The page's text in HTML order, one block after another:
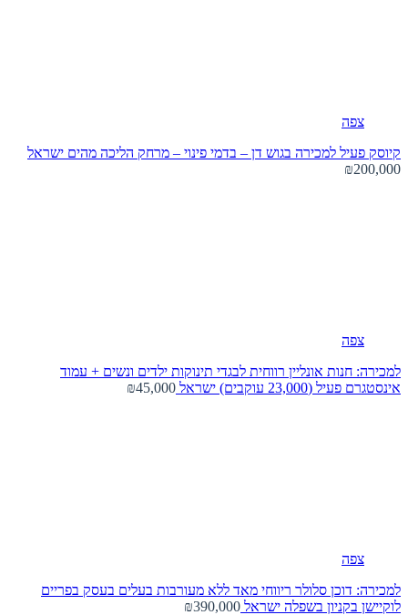
צפה
קיוסק פעיל למכירה בגוש דן – בדמי פינוי – מרחק הליכה מהים ישראל
₪200,000
צפה
למכירה: חנות אונליין רווחית לבגדי תינוקות ילדים ונשים + עמוד
אינסטגרם פעיל (23,000 עוקבים)
ישראל ₪45,000
צפה
למכירה: דוכן סלולר ריווחי מאד ללא מעורבות בעלים בעסק בפריים
לוקיישן בקניון בשפלה ישראל ₪390,000